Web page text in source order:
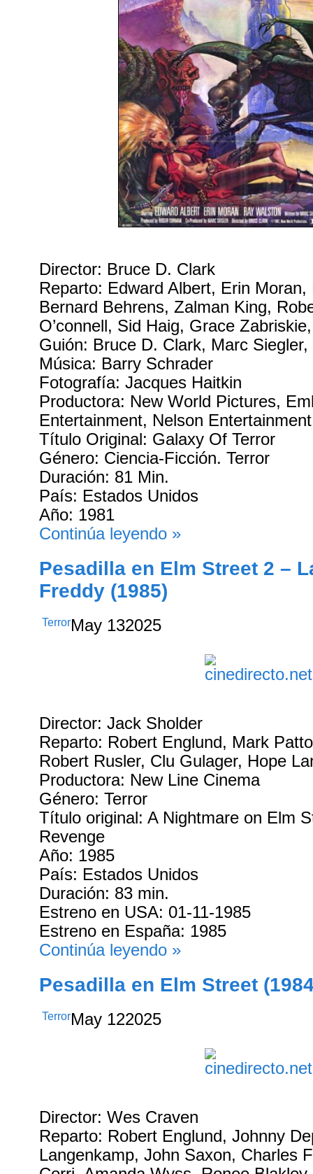
Director: Bruce D. Clark
Reparto: Edward Albert, Erin
Bernard Behrens, Zalman King,
O’connell, Sid Haig, Grace
Guión: Bruce D. Clark, Marc
Música: Barry Schrader
Fotografía: Jacques Haitkin
Productora: New World Pictures,
Entertainment, Nelson Entertainment
Título Original: Galaxy Of Terror
Género: Ciencia-Ficción. Terror
Duración: 81 Min.
País: Estados Unidos
Año: 1981
Continúa leyendo »
Pesadilla en Elm Street 2 –
Freddy (1985)
Terror May 132025
Director: Jack Sholder
Reparto: Robert Englund, Mark
Robert Rusler, Clu Gulager, Hope
Productora: New Line Cinema
Género: Terror
Título original: A Nightmare on Elm
Revenge
Año: 1985
País: Estados Unidos
Duración: 83 min.
Estreno en USA: 01-11-1985
Estreno en España: 1985
Continúa leyendo »
Pesadilla en Elm Street
TerrorMay 122025
Director: Wes Craven
Reparto: Robert Englund, Johnny
Langenkamp, John Saxon, Charles